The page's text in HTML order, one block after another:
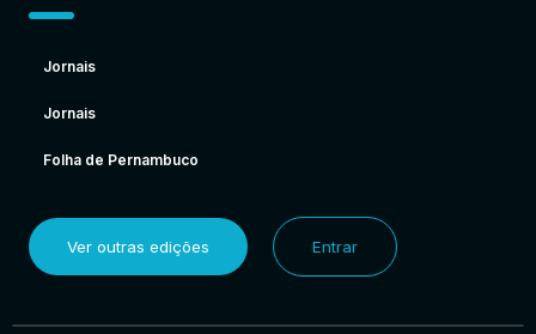
Jornais
Jornais
Folha de Pernambuco
Ver outras edições Entrar